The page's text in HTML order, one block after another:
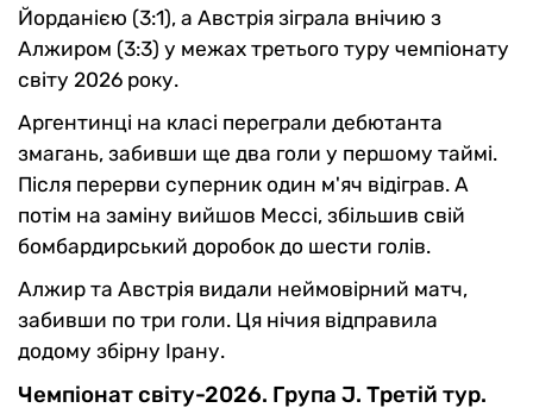
Йорданією (3:1), а Австрія зіграла внічию з
Алжиром (3:3) у межах третього туру чемпіонату
світу 2026 року.
Аргентинці на класі переграли дебютанта
змагань, забивши ще два голи у першому таймі.
Після перерви суперник один м'яч відіграв. А
потім на заміну вийшов Мессі, збільшив свій
бомбардирський доробок до шести голів.
Алжир та Австрія видали неймовірний матч,
забивши по три голи. Ця нічия відправила
додому збірну Ірану.
Чемпіонат світу-2026. Група J. Третій тур.